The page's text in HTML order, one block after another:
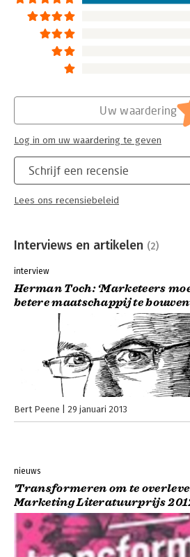
'Als je dit boek uit hebt, dan heb je als
eerste trans formatie doorgemaakt.
overleven zet immers aan tot
doen." - Mariken Kimmels, Marketing
Continentaal Europa
Schrijf een recensie
Lees ons recensiebeleid
Uw waardering
Log in om uw waardering te geven
Interviews en artikelen (2)
interview
Herman Toch: ‘Marketeers
betere maatschappij te
Bert Peene 29 januari 2013
nieuws
'Transformeren om te
Marketing Literatuurprijs